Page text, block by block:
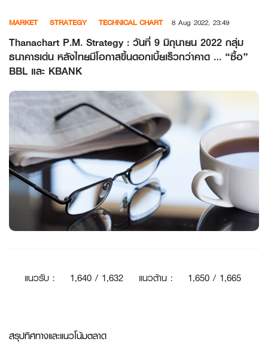
content
MARKET STRATEGY TECHNICAL CHART 8 Aug 2022, 23:49
Thanachart P.M. Strategy : วันที่ 9 มิถุนายน 2022 กลุ่ม
ธนาคารเด่น หลังไทยมีโอกาสขึ้นดอกเบี้ยเร็วกว่าคาด … “ซื้อ”
BBL และ KBANK
แนวรับ: 1,640 / 1,632 แนวต้าน : 1,650 / 1,665
สรุปทิศทางและแนวโน้มตลาด